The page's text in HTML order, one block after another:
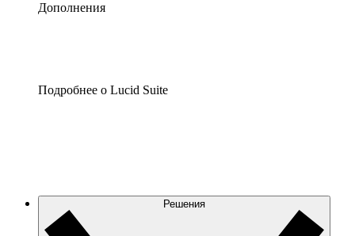
Дополнения
Подробнее о Lucid Suite
Решения